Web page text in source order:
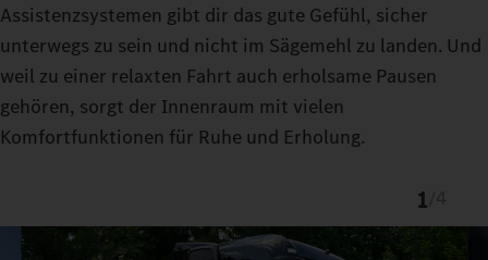
Einfach zu bedienen: das Multimedia Cockpit Interactive 2 mit
Sprachsteuerung und digitalen Features.2 Einfach entspannend:
assistiertes Fahren auf hohem Niveau und komfortable
Fahrerhausausstattungen.
Einfach sicherer unterwegs: neue und verbesserte
Assistenzsysteme wie Active Brake Assist 6,
Active Sideguard Assist 2 und Active Drive Assist 3. Sie können
Personen, Fahrzeuge und Gegenstände erkennen und
Assistenzsystemen gibt dir das gute Gefühl, sicher
unterwegs zu sein und nicht im Sägemehl zu landen. Und
weil zu einer relaxten Fahrt auch erholsame Pausen
gehören, sorgt der Innenraum mit vielen
Komfortfunktionen für Ruhe und Erholung.
1